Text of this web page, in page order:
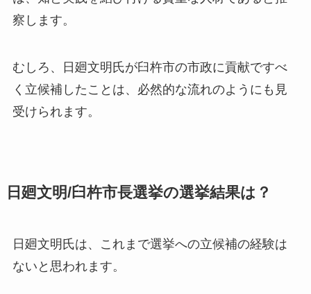
察します。
むしろ、日廻文明氏が臼杵市の市政に貢献ですべ
く立候補したことは、必然的な流れのようにも見
受けられます。
日廻文明/臼杵市長選挙の選挙結果は？
日廻文明氏は、これまで選挙への立候補の経験は
ないと思われます。